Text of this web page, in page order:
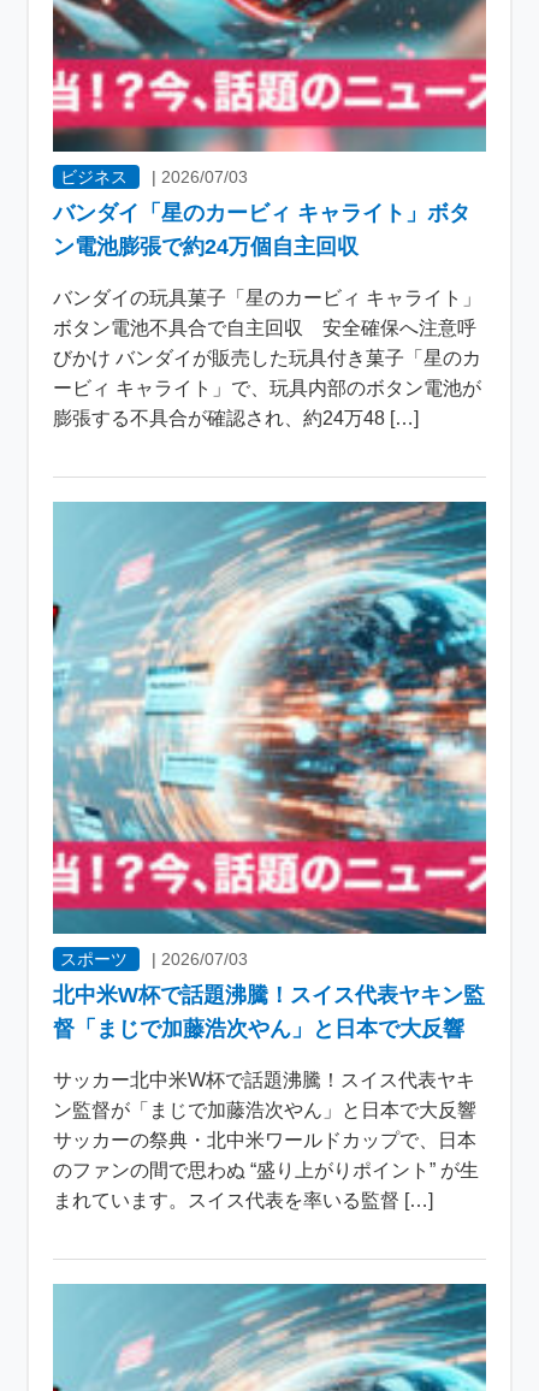
ビジネス | 2026/07/03
バンダイ「星のカービィ キャライト」ボタ
ン電池膨張で約24万個自主回収
バンダイの玩具菓子「星のカービィ キャライト」
ボタン電池不具合で自主回収 安全確保へ注意呼
びかけ バンダイが販売した玩具付き菓子「星のカ
ービィ キャライト」で、玩具内部のボタン電池が
膨張する不具合が確認され、約24万48 […]
スポーツ | 2026/07/03
北中米W杯で話題沸騰！スイス代表ヤキン監
督「まじで加藤浩次やん」と日本で大反響
サッカー北中米W杯で話題沸騰！スイス代表ヤキ
ン監督が「まじで加藤浩次やん」と日本で大反響
サッカーの祭典・北中米ワールドカップで、日本
のファンの間で思わぬ “盛り上がりポイント” が生
まれています。スイス代表を率いる監督 […]